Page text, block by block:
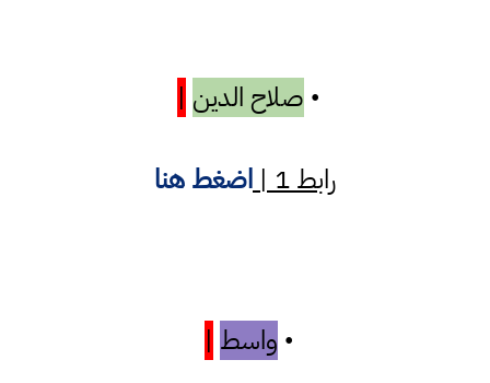
• صلاح الدين |
رابط 1 | اضغط هنا
• واسط |